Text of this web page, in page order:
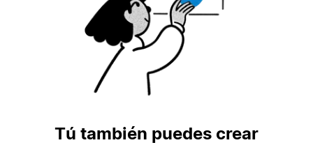
Tú también puedes crear